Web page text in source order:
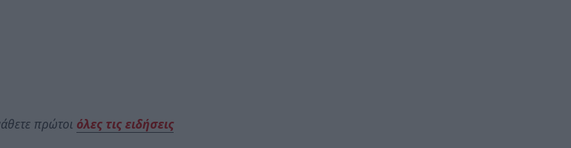
πρώτοι όλες τις ειδήσεις